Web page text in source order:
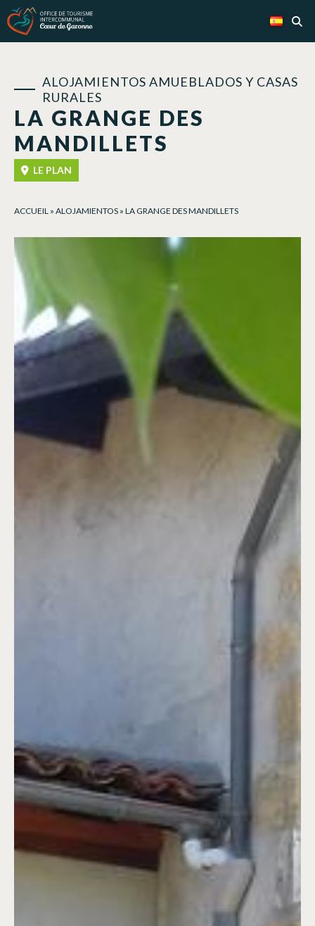
LA GRANGE DES
MANDILLETS
ALOJAMIENTOS AMUEBLADOS Y CASAS
RURALES
LE PLAN
ACCUEIL » ALOJAMIENTOS » LA GRANGE DES MANDILLETS
Panel de gestión de cookies